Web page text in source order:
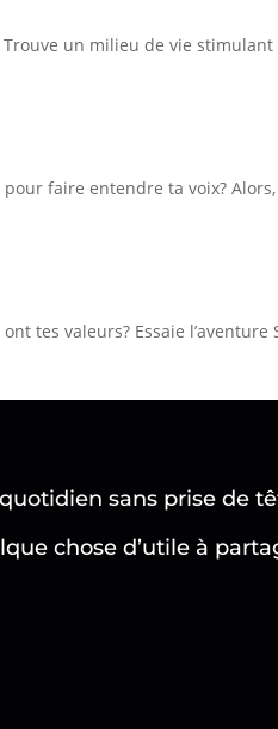
un milieu de vie stimulant
faire entendre ta voix?
tes valeurs? Essaie l’aventure
sans prise de
chose d’utile à